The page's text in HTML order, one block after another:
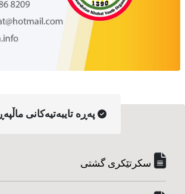
په‌ڕه‌ تایبه‌تیه‌کانی ماڵپه‌ڕ
سکرتێکری گشتی